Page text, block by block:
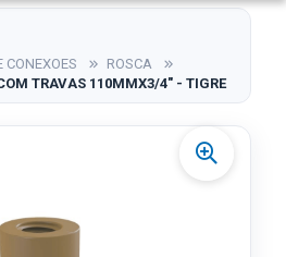
CONEXOES
ROSCA
TRAVAS 110MMX3/4" - TIGRE